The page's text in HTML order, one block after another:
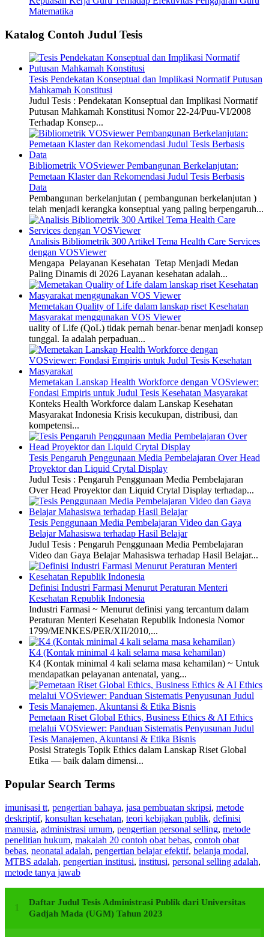
Matematika
Katalog Contoh Judul Tesis
Tesis Pendekatan Konseptual dan Implikasi Normatif Putusan
Mahkamah Konstitusi
Judul Tesis : Pendekatan Konseptual dan Implikasi Normatif
Putusan Mahkamah Konstitusi Nomor 22-24/Puu-VI/2008
Terhadap Konsep...
Bibliometrik VOSviewer Pembangunan Berkelanjutan:
Pemetaan Klaster dan Rekomendasi Judul Tesis Berbasis
Data
Pembangunan berkelanjutan ( pembangunan berkelanjutan )
telah menjadi kerangka konseptual yang paling berpengaruh...
Analisis Bibliometrik 300 Artikel Tema Health Care Services
dengan VOSViewer
Mengapa Pelayanan Kesehatan Tetap Menjadi Medan
Paling Dinamis di 2026 Layanan kesehatan adalah...
Memetakan Quality of Life dalam lanskap riset Kesehatan
Masyarakat menggunakan VOS Viewer
uality of Life (QoL) tidak pernah benar-benar menjadi konsep
tunggal. Ia adalah perpaduan...
Memetakan Lanskap Health Workforce dengan VOSviewer:
Fondasi Empiris untuk Judul Tesis Kesehatan Masyarakat
Konteks Health Workforce dalam Lanskap Kesehatan
Masyarakat Indonesia Krisis kecukupan, distribusi, dan
kompetensi...
Tesis Pengaruh Penggunaan Media Pembelajaran Over Head
Proyektor dan Liquid Crytal Display
Judul Tesis : Pengaruh Penggunaan Media Pembelajaran
Over Head Proyektor dan Liquid Crytal Display terhadap...
Tesis Penggunaan Media Pembelajaran Video dan Gaya
Belajar Mahasiswa terhadap Hasil Belajar
Judul Tesis : Pengaruh Penggunaan Media Pembelajaran
Video dan Gaya Belajar Mahasiswa terhadap Hasil Belajar...
Definisi Industri Farmasi Menurut Peraturan Menteri
Kesehatan Republik Indonesia
Industri Farmasi ~ Menurut definisi yang tercantum dalam
Peraturan Menteri Kesehatan Republik Indonesia Nomor
1799/MENKES/PER/XII/2010,...
K4 (Kontak minimal 4 kali selama masa kehamilan)
K4 (Kontak minimal 4 kali selama masa kehamilan) ~ Untuk
mendapatkan pelayanan antenatal, yang...
Pemetaan Riset Global Ethics, Business Ethics & AI Ethics
melalui VOSviewer: Panduan Sistematis Penyusunan Judul
Tesis Manajemen, Akuntansi & Etika Bisnis
Posisi Strategis Topik Ethics dalam Lanskap Riset Global
Etika — baik dalam dimensi...
Popular Search Terms
imunisasi tt, pengertian bahaya, jasa pembuatan skripsi, metode
deskriptif, konsultan kesehatan, teori kebijakan publik, definisi
manusia, administrasi umum, pengertian personal selling, metode
penelitian hukum, makalah 20 contoh obat bebas, contoh obat
bebas, neonatal adalah, pengertian belajar efektif, belanja modal,
MTBS adalah, pengertian institusi, institusi, personal selling adalah,
metode tanya jawab
Daftar Judul Tesis Administrasi Publik dari Universitas
Gadjah Mada (UGM) Tahun 2023